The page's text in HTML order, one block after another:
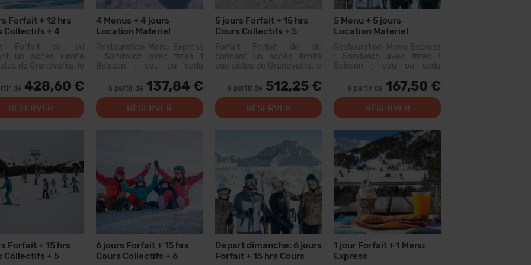
Forfait + 12 hrs
Collectifs + 4
Forfait de ski
un accès illimité
de Grandvalira, le
Avec ce
vous pourrez
plus de 200 km de
avec des options
de 428,60 €
RÉSERVER
4 Menus + 4 jours
Location Materiel
Restauration Menu Express
: Sandwich avec frites 1
Boisson : eau ou soda
les eaux aromatisées) Menu
disponible dans les
restaurants suivants :
Canillo : Xiri El Forn Tarter :
à partir de 137,84 €
RÉSERVER
5 jours Forfait + 15 hrs
Cours Collectifs + 5
Menus
Forfait Forfait de ski
donnant un accès illimité
aux pistes de Grandvalira, le
des Pyrénées. Avec ce
forfait, vous pourrez
parcourir plus de 200 km de
pistes, avec des options
à partir de 512,25 €
RÉSERVER
5 Menu + 5 jours
Location Materiel
Restauration Menu Express
: Sandwich avec frites 1
Boisson : eau ou soda
les eaux aromatisées) Menu
disponible dans les
restaurants suivants :
Canillo : Xiri El Forn Tarter :
à partir de 167,50 €
RÉSERVER
Forfait + 15 hrs
Collectifs + 5
6 jours Forfait + 15 hrs
Cours Collectifs + 6
Depart dimanche: 6 jours
Forfait + 15 hrs Cours
1 jour Forfait + 1 Menu
Express